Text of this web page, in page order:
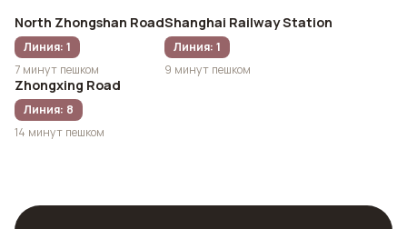
North Zhongshan Road
Линия: 1
7 минут пешком
Shanghai Railway Station
Линия: 1
9 минут пешком
Zhongxing Road
Линия: 8
14 минут пешком